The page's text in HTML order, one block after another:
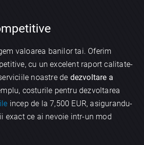
valoarea banilor tai. Oferim
cu un excelent raport calitate-
noastre de dezvoltare a
costurile pentru dezvoltarea
incep de la 7,500 EUR, asigurandu-
exact ce ai nevoie intr-un mod